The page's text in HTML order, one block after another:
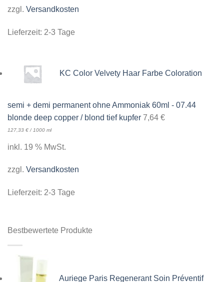
zzgl. Versandkosten
Lieferzeit: 2-3 Tage
KC Color Velvety Haar Farbe Coloration
semi + demi permanent ohne Ammoniak 60ml - 07.44
blonde deep copper / blond tief kupfer 7,64 €
127,33 € / 1000 ml
inkl. 19 % MwSt.
zzgl. Versandkosten
Lieferzeit: 2-3 Tage
Bestbewertete Produkte
Auriege Paris Regenerant Soin Préventif